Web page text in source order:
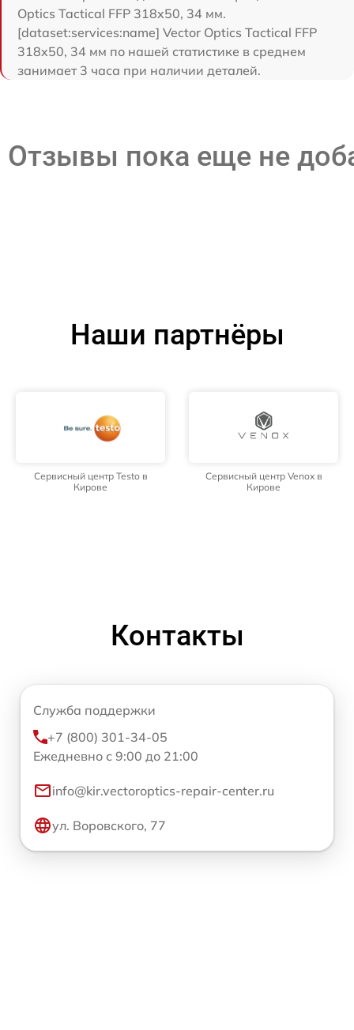
Optics Tactical FFP 318x50, 34 мм.
[dataset:services:name] Vector Optics Tactical FFP
318x50, 34 мм по нашей статистике в среднем
занимает 3 часа при наличии деталей.
Отзывы пока еще не
Наши партнёры
Сервисный центр Testo в
Кирове
Сервисный центр Venox в
Кирове
Контакты
Служба поддержки
+7 (800) 301-34-05
Ежедневно с 9:00 до 21:00
info@kir.vectoroptics-repair-center.ru
ул. Воровского, 77